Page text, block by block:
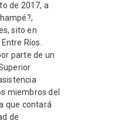
de 2017, a
sito en
Ríos.
parte de un
miembros del
que contará
de